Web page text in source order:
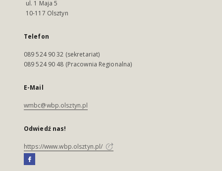
ul. 1 Maja 5
10-117 Olsztyn
Telefon
089 524 90 32 (sekretariat)
089 524 90 48 (Pracownia Regionalna)
E-Mail
wmbc@wbp.olsztyn.pl
Odwiedź nas!
https://www.wbp.olsztyn.pl/